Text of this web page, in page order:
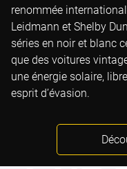
renommée
Leidmann et Shelby
séries en noir et blanc
que des voitures
une énergie solaire,
esprit d’évasion.